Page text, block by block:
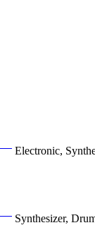
Electronic,
Synthesizer,